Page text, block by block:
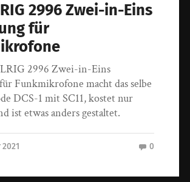
2996 Zwei-in-Eins
für
2996 Zwei-in-Eins
Funkmikrofone macht das selbe
DCS-1 mit SC11, kostet nur
ist etwas anders gestaltet.
2021 0